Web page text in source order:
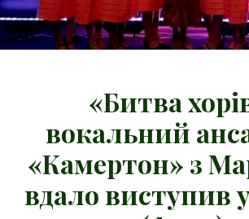
«Битва
вокальний
«Камертон» з
вдало виступив